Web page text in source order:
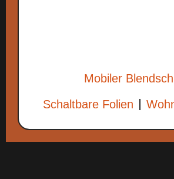
Mobiler
Schaltbare Folien